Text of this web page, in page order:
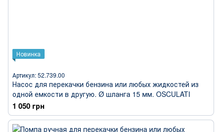
Новинка
Артикул: 52.739.00
Насос для перекачки бензина или любых жидкостей из
одной емкости в другую. Ø шланга 15 мм. OSCULATI
1 050 грн